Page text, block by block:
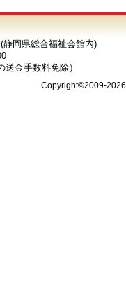
静岡県総合福祉会館内)
金手数料免除）
Copyright©2009-